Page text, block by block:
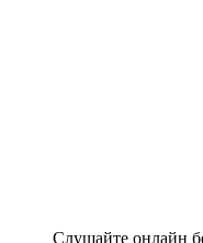
Слушайте онлайн